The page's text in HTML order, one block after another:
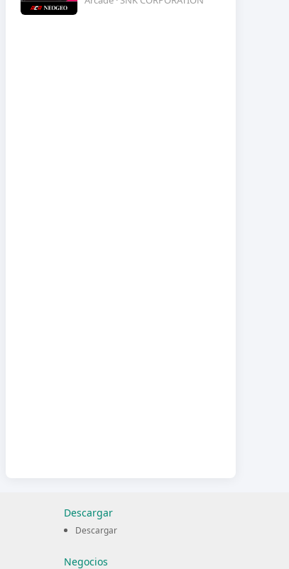
Descargar
Descargar
Negocios